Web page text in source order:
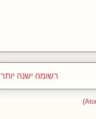
רשומה ישנה יותר